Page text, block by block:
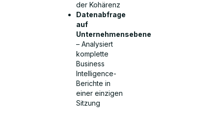
der Kohärenz
Datenabfrage
auf
Unternehmensebene
– Analysiert
komplette
Business
Intelligence-
Berichte in
einer einzigen
Sitzung